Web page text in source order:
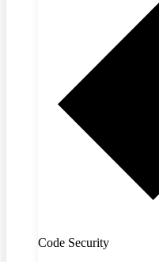
Code Security